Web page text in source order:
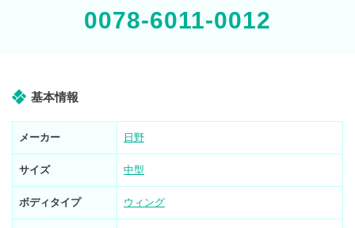
0078-6011-0012
基本情報
メーカー 日野
サイズ 中型
ボディタイプ ウィング